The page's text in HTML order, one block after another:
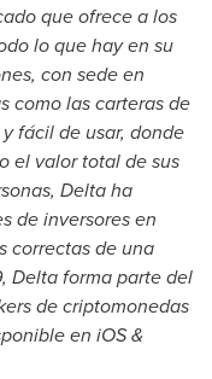
que ofrece a los
lo que hay en su
con sede en
como las carteras de
fácil de usar, donde
el valor total de sus
Deltaha
de inversores en
correctas de una
Deltaforma parte del
de criptomonedas
en iOS &